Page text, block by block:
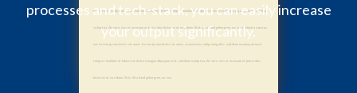
consetetur sadipscing elitr, sed diam nonumy eirmod tempor invidunt ut labore et dolore magna aliquyam erat, sed diam
voluptua. At vero eos et accusam et justo duo dolores et ea rebum. Stet clita kasd gubergren, no sea takimata sanctus
est Lorem ipsum dolor sit amet. Lorem ipsum dolor sit amet, consetetur sadipscing elitr, sed diam nonumy eirmod
tempor invidunt ut labore et dolore magna aliquyam erat, sed diam voluptua. At vero eos et accusam et justo duo
dolores et ea rebum. Stet clita kasd gubergren, no sea
processes and tech-stack, you can easily increase
your output significantly.